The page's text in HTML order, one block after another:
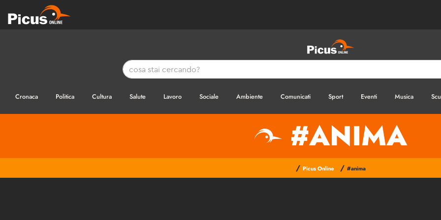
Cronaca Politica Cultura Salute Lavoro Sociale Ambiente Comunicati Sport Eventi Musica
#ANIMA
/ Picus Online / #anima